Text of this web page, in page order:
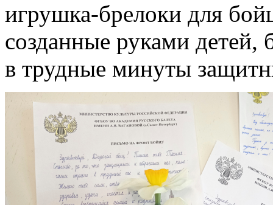
игрушка-брелоки для
созданные руками детей,
в трудные минуты